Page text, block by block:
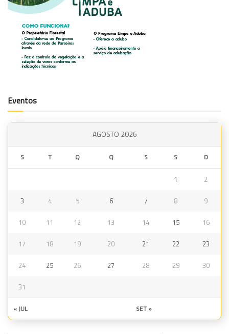
Eventos
AGOSTO 2026
S T Q Q S S D
1 2
3 4 5 6 7 8 9
10 11 12 13 14 15 16
17 18 19 20 21 22 23
24 25 26 27 28 29 30
31
« JUL SET »